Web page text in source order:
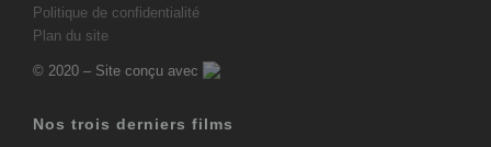
Politique de confidentialité
Plan du site
© 2020 – Site conçu avec
Nos trois derniers films